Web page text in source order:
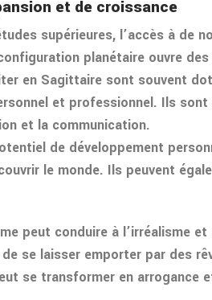
et de croissance
supérieures, l’accès à de
planétaire ouvre
en Sagittaire sont souvent
et professionnel. Ils
et la communication.
de développement
le monde. Ils peuvent
peut conduire à l’irréalisme
se laisser emporter par des
se transformer en